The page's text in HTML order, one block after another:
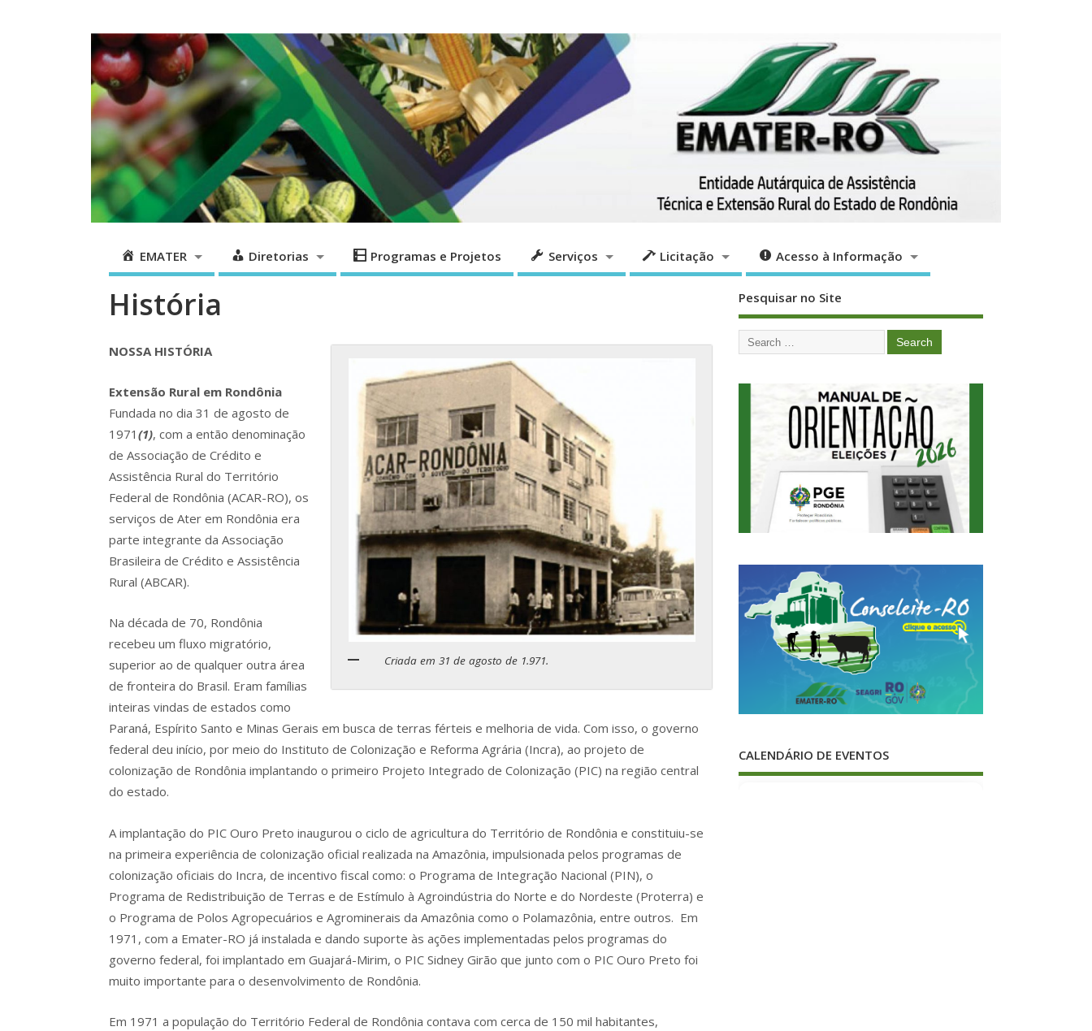
EMATER Diretorias Programas e Projetos Serviços Licitação Acesso à Informação
História
Criada em 31 de agosto de 1.971.
NOSSA HISTÓRIA
Extensão Rural em Rondônia
Fundada no dia 31 de agosto de
1971(1), com a então denominação
de Associação de Crédito e
Assistência Rural do Território
Federal de Rondônia (ACAR-RO), os
serviços de Ater em Rondônia era
parte integrante da Associação
Brasileira de Crédito e Assistência
Rural (ABCAR).
Na década de 70, Rondônia
recebeu um fluxo migratório,
superior ao de qualquer outra área
de fronteira do Brasil. Eram famílias
inteiras vindas de estados como
Paraná, Espírito Santo e Minas Gerais em busca de terras férteis e melhoria de vida. Com isso, o governo
federal deu início, por meio do Instituto de Colonização e Reforma Agrária (Incra), ao projeto de
colonização de Rondônia implantando o primeiro Projeto Integrado de Colonização (PIC) na região central
do estado.
A implantação do PIC Ouro Preto inaugurou o ciclo de agricultura do Território de Rondônia e constituiu-se
na primeira experiência de colonização oficial realizada na Amazônia, impulsionada pelos programas de
colonização oficiais do Incra, de incentivo fiscal como: o Programa de Integração Nacional (PIN), o
Programa de Redistribuição de Terras e de Estímulo à Agroindústria do Norte e do Nordeste (Proterra) e
o Programa de Polos Agropecuários e Agrominerais da Amazônia como o Polamazônia, entre outros. Em
1971, com a Emater-RO já instalada e dando suporte às ações implementadas pelos programas do
governo federal, foi implantado em Guajará-Mirim, o PIC Sidney Girão que junto com o PIC Ouro Preto foi
muito importante para o desenvolvimento de Rondônia.
Em 1971 a população do Território Federal de Rondônia contava com cerca de 150 mil habitantes,
Pesquisar no Site
CALENDÁRIO DE EVENTOS